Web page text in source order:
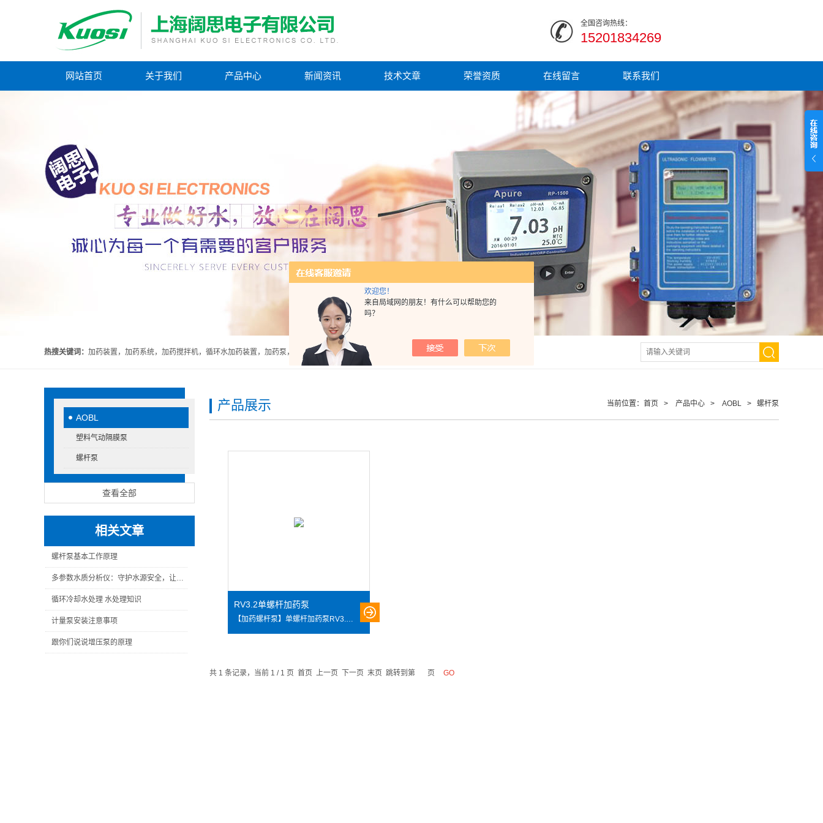
欢迎您！
来自局域网的朋友！有什么可以帮助您的
吗？
全国咨询热线：
15201834269
网站首页 关于我们 产品中心 新闻资讯 技术文章 荣誉资质 在线留言 联系我们
热搜关键词： 加药装置，加药系统，加药搅拌机，循环水加药装置，加药泵，计量泵，气动隔膜泵，PH计，酸度计 |
AOBL
塑料气动隔膜泵
螺杆泵
查看全部
相关文章
螺杆泵基本工作原理
多参数水质分析仪：守护水源安全，让清澈流淌在每一刻！
循环冷却水处理 水处理知识
计量泵安装注意事项
跟你们说说增压泵的原理
当前位置： 首页 > 产品中心 > AOBL > 螺杆泵
产品展示
RV3.2单螺杆加药泵
【加药螺杆泵】单螺杆加药泵RV3.2 流量：134L/H @转速400RPM 压力：6BAR 电机功率：0.55KW 三项380V电机 【加药螺杆泵】单螺杆加药泵RV3.2， AOBL单螺杆泵按照德国标准设计并采用德国新技术配件开发的一种新型内啮合回转式容积泵，具有效率高，自吸能力强，适用范围广等优点，可用此泵来输送各种难以输送的介质。
共 1 条记录，当前 1 / 1 页 首页 上一页 下一页 末页 跳转到第 页